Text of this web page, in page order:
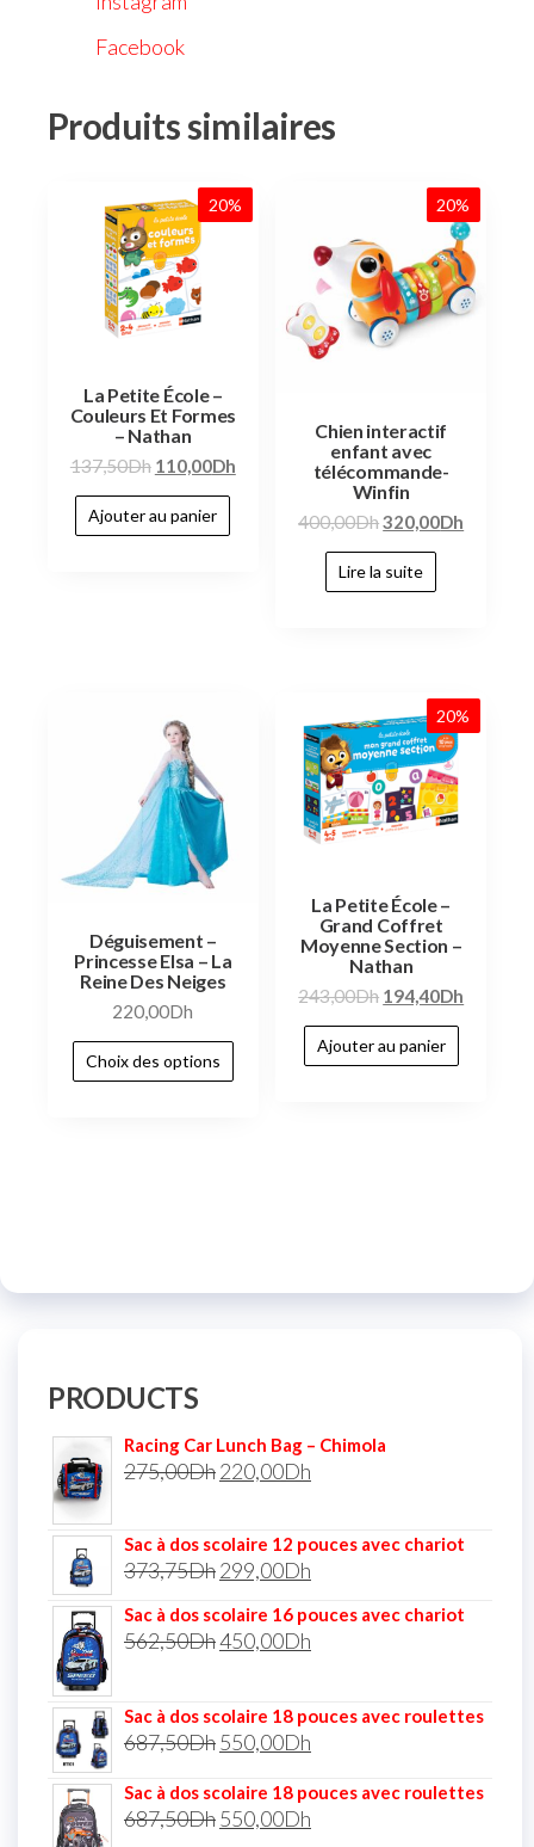
Facebook
Produits similaires
20%
La Petite École –
Couleurs Et Formes
– Nathan
137,50Dh 110,00Dh
Ajouter au panier
20%
Chien interactif
enfant avec
télécommande-
Winfin
400,00Dh320,00Dh
Lire la suite
Déguisement –
Princesse Elsa – La
Reine Des Neiges
220,00Dh
Choix des options
20%
La Petite École –
Grand Coffret
Moyenne Section –
Nathan
243,00Dh 194,40Dh
Ajouter au panier
PRODUCTS
Racing Car Lunch Bag – Chimola
275,00Dh220,00Dh
Sac à dos scolaire 12 pouces avec chariot
373,75Dh299,00Dh
Sac à dos scolaire 16 pouces avec chariot
562,50Dh450,00Dh
Sac à dos scolaire 18 pouces avec roulettes
687,50Dh550,00Dh
Sac à dos scolaire 18 pouces avec roulettes
687,50Dh550,00Dh